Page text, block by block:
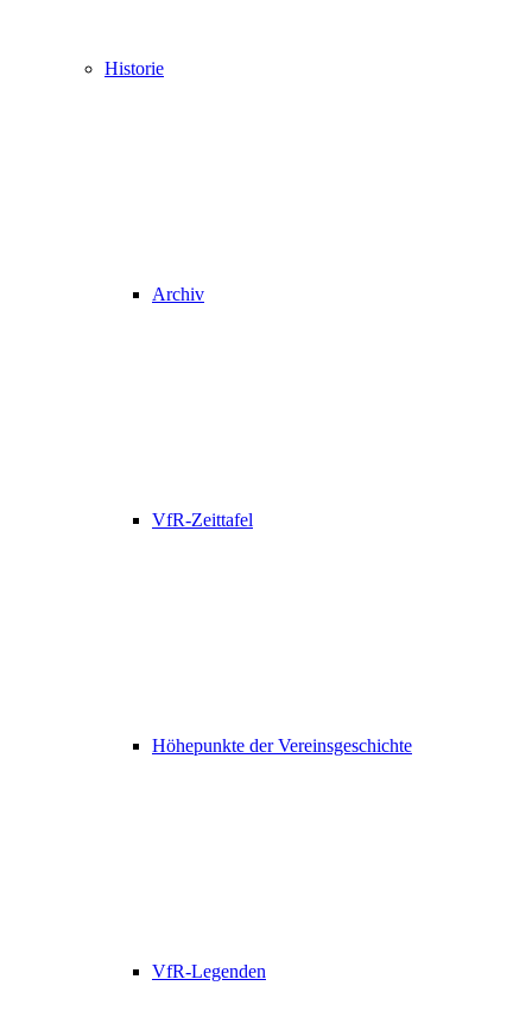
Historie
Archiv
VfR-Zeittafel
Höhepunkte der Vereinsgeschichte
VfR-Legenden